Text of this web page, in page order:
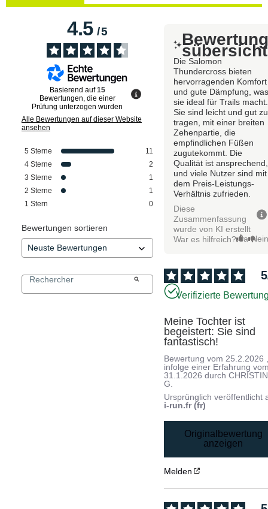
4.5/5
Basierend auf15
Bewertungen, die einer
Prüfung unterzogen wurden
Alle Bewertungen auf dieser Website
ansehen
5 Sterne
11
4 Sterne
2
3 Sterne
1
2 Sterne
1
1 Stern 0
Bewertungen sortieren
sübersicht
Die Salomon
Thundercross bieten
hervorragenden Komfort
und gute Dämpfung,
sie ideal für Trails macht.
Sie sind leicht und gut zu
tragen, mit einer breiten
Zehenpartie, die
empfindlichen Füßen
zugutekommt. Die
Qualität ist ansprechend,
und viele Nutzer sind mit
dem Preis-Leistungs-
Verhältnis zufrieden.
Diese
Zusammenfassung
wurde von KI erstellt
War es hilfreich? Ja
5
Verifizierte
Meine Tochter ist
begeistert: Sie sind
fantastisch!
Bewertung vom 25.2.2026
infolge einer Erfahrung
31.1.2026 durch
G.
Ursprünglich veröffentlicht
i-run.fr (fr)
Originalbewertung
anzeigen
Melden